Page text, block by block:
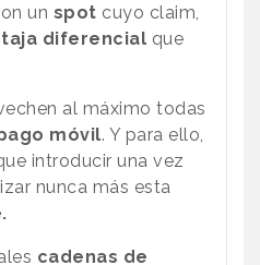
un spot cuyo claim,
diferencial que
al máximo todas
móvil. Y para ello,
introducir una vez
nunca más esta
cadenas de